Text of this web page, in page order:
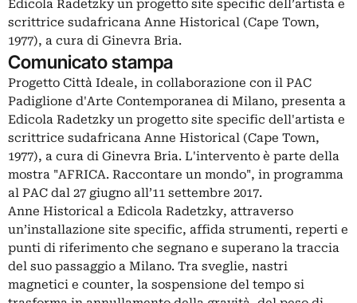
Edicola Radetzky un progetto site specific dell’artista e
scrittrice sudafricana Anne Historical (Cape Town,
1977), a cura di Ginevra Bria.
Comunicato stampa
Progetto Città Ideale, in collaborazione con il PAC
Padiglione d'Arte Contemporanea di Milano, presenta a
Edicola Radetzky un progetto site specific dell'artista e
scrittrice sudafricana Anne Historical (Cape Town,
1977), a cura di Ginevra Bria. L'intervento è parte della
mostra "AFRICA. Raccontare un mondo", in programma
al PAC dal 27 giugno all’11 settembre 2017.
Anne Historical a Edicola Radetzky, attraverso
un’installazione site specific, affida strumenti, reperti e
punti di riferimento che segnano e superano la traccia
del suo passaggio a Milano. Tra sveglie, nastri
magnetici e counter, la sospensione del tempo si